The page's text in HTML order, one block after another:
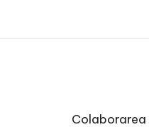
Colaborarea